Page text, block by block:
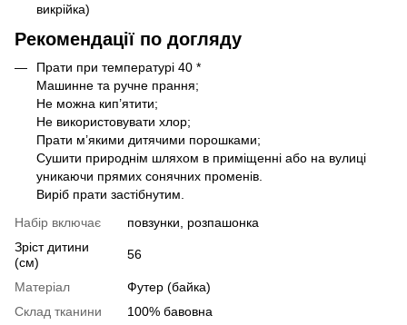
викрійка)
Рекомендації по догляду
Прати при температурі 40 *
Машинне та ручне прання;
Не можна кип’ятити;
Не використовувати хлор;
Прати м’якими дитячими порошками;
Сушити природнім шляхом в приміщенні або на вулиці
уникаючи прямих сонячних променів.
Виріб прати застібнутим.
Набір включає
повзунки, розпашонка
Зріст дитини
(см)
56
Матеріал
Футер (байка)
Склад тканини
100% бавовна